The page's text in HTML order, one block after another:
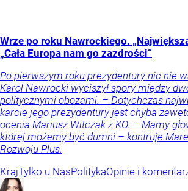
Wrze po roku Nawrockiego.
„Cała Europa nam go zazdrości”
Po pierwszym roku prezydentury nic nie
Karol Nawrocki wyciszył spory między
politycznymi obozami. – Dotychczas
karcie jego prezydentury jest chyba
ocenia Mariusz Witczak z KO. – Mamy
której możemy być dumni – kontruje
Rozwoju Plus.
KrajTylko u NasPolitykaOpinie i